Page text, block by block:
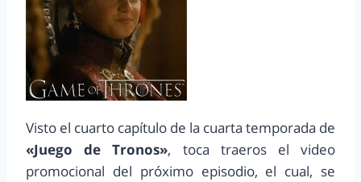
Visto el cuarto capítulo de la cuarta temporada de
«Juego de Tronos», toca traeros el video
promocional del próximo episodio, el cual, se